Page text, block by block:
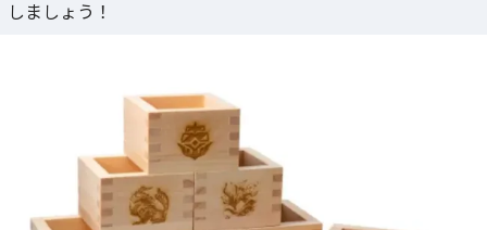
しましょう！